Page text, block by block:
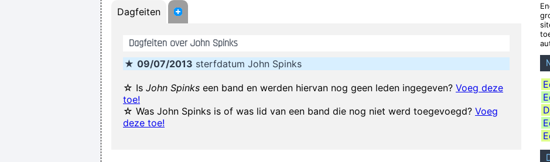
I've always felt that blues, rock 'n' roll and country are just
If anyone asks you what kind of music you play, tell him 'pop' Don´t tell him 'rock´n´roll' or they won´t
(Annoyed) Nothing!
When asked what happened in that bar he went to,
Pop is actually my least favorite kind of music, because
Drugs Are A Waste Of Time They Destroy Your Memory And Your Self- Respect And Everything That Goes
When you're
I left school at 17 and was a star by the time I was 18... in certain parts
Dagfeiten
Dagfeiten over John Spinks
★ 09/07/2013 sterfdatum John Spinks
☆ Is John Spinks een band en werden hiervan nog geen leden ingegeven? Voeg deze
toe!
☆ Was John Spinks is of was lid van een band die nog niet werd toegevoegd? Voeg
deze toe!